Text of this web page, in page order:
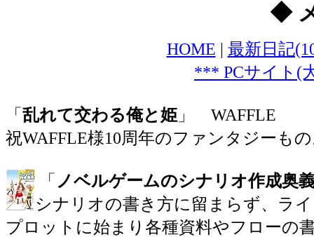
◆
HOME | 最新日記
*** PCサイト(
「乱れて交わる俺と姫 」 WAFFLE
祝WAFFLE様10周年のファンタジーもの
「 ノベルゲームのシナリオ作成奥
シナリオの書き方に留まらず、ラ
プロットに始まり各種資料やフローの